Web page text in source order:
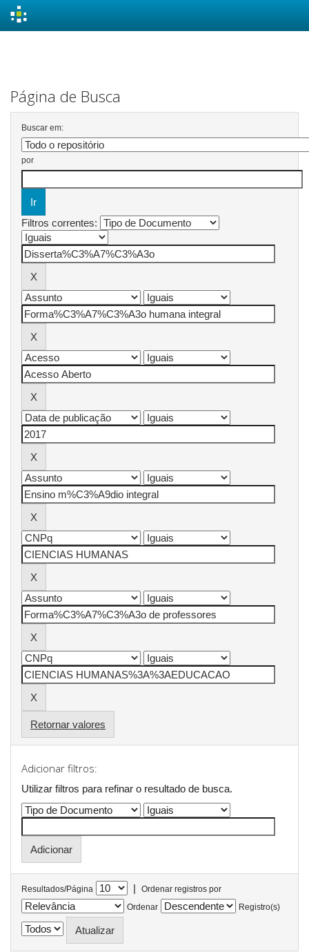
Página de Busca
Buscar em:
por
Filtros correntes:
Retornar valores
Adicionar filtros:
Utilizar filtros para refinar o resultado de busca.
Resultados/Página |
Ordenar registros por
Ordenar
Registro(s)